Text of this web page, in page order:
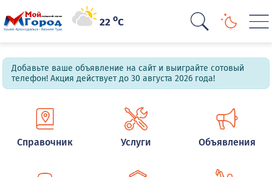
22oC
Добавьте ваше объявление на сайт и выиграйте сотовый
телефон! Акция действует до 30 августа 2026 года!
Справочник Услуги Объявления